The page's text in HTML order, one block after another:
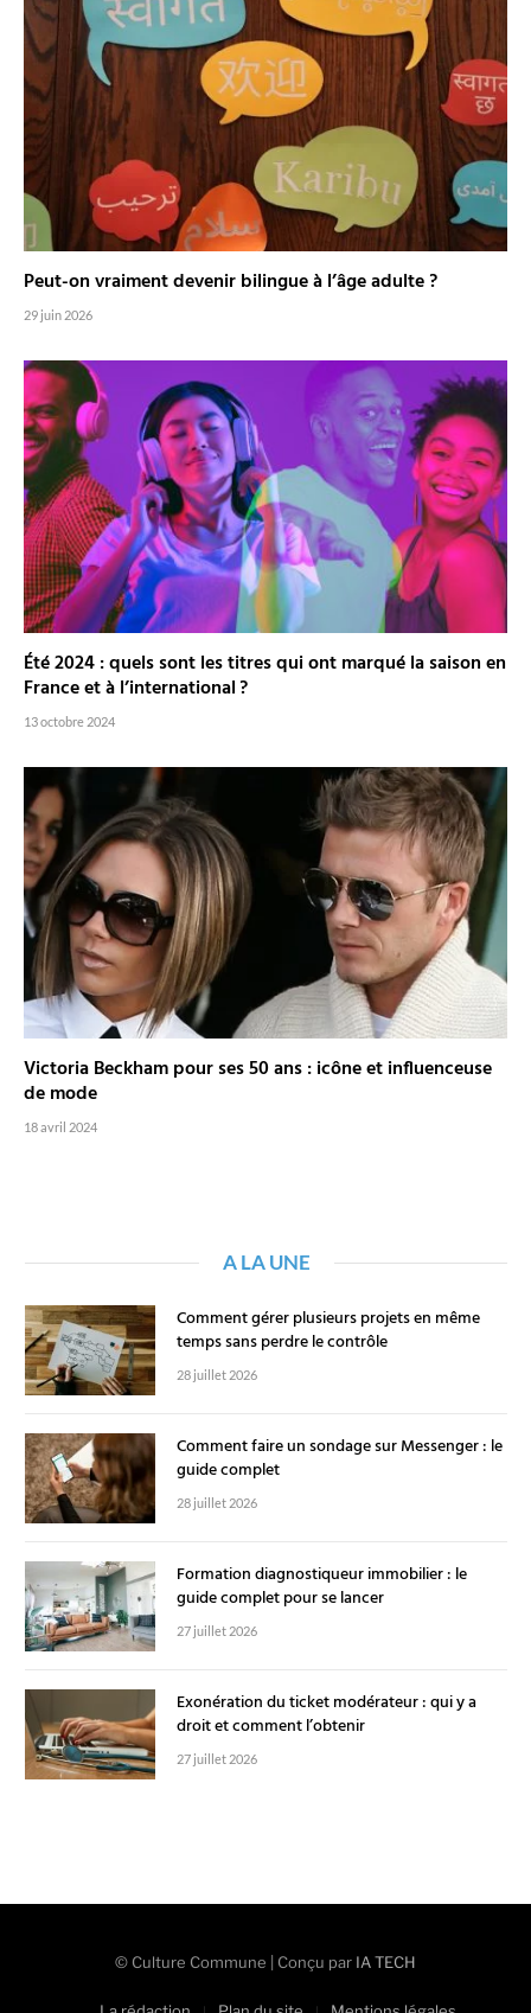
Peut-on vraiment devenir bilingue à l’âge adulte ?
29 juin 2026
Été 2024 : quels sont les titres qui ont marqué la saison en
France et à l’international ?
13 octobre 2024
Victoria Beckham pour ses 50 ans : icône et influenceuse
de mode
18 avril 2024
A LA UNE
Comment gérer plusieurs projets en même
temps sans perdre le contrôle
28 juillet 2026
Comment faire un sondage sur Messenger : le
guide complet
28 juillet 2026
Formation diagnostiqueur immobilier : le
guide complet pour se lancer
27 juillet 2026
Exonération du ticket modérateur : qui y a
droit et comment l’obtenir
27 juillet 2026
© Culture Commune | Conçu par IA TECH